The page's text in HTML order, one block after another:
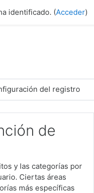
identificado. (Acceder)
del registro
de
y las categorías por
Ciertas áreas
más específicas